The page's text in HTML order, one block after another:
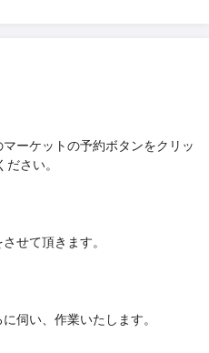
ーケットの予約ボタンをクリッ
さい。
せて頂きます。
伺い、作業いたします。